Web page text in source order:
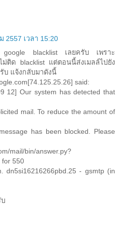
2557 เวลา 15:20
google blacklist เลยครับ เพราะ
ม่ติด blacklist แต่ตอนนี้ส่งเมลล์ไปยัง
บ แจ้งกลับมาดังนี้
said:
12] Our system has detected that
mail. To reduce the amount of
has been blocked. Please
mail/bin/answer.py?
for 550
dn5si16216266pbd.25 - gsmtp (in